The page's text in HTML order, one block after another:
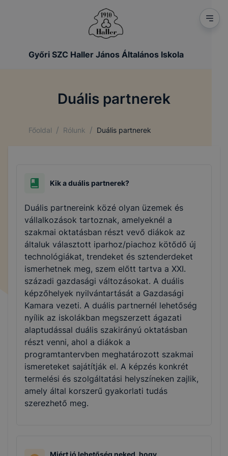
Győri SZC Haller János Általános Iskola
Duális partnerek
Főoldal / Rólunk / Duális partnerek
Kik a duális partnerek?
Duális partnereink közé olyan üzemek és
vállalkozások tartoznak, amelyeknél a
szakmai oktatásban részt vevő diákok az
általuk választott iparhoz/piachoz kötődő új
technológiákat, trendeket és sztenderdeket
ismerhetnek meg, szem előtt tartva a XXI.
századi gazdasági változásokat. A duális
képzőhelyek nyilvántartását a Gazdasági
Kamara vezeti. A duális partnernél lehetőség
nyílik az iskolákban megszerzett ágazati
alaptudással duális szakirányú oktatásban
részt venni, ahol a diákok a
programtantervben meghatározott szakmai
ismereteket sajátítják el. A képzés konkrét
termelési és szolgáltatási helyszíneken zajlik,
amely által korszerű gyakorlati tudás
szerezhető meg.
Miért jó lehetőség neked, hogy